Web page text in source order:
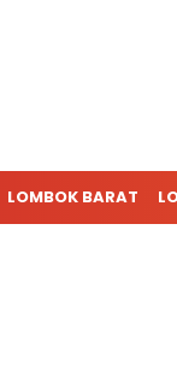
LOMBOK BARAT